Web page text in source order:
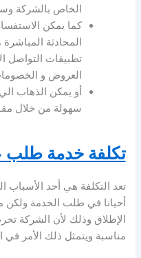
الخاص بالشركة
كما يمكن
المحادثة
تطبيقات التواصل
العروض و
أو يمكن الذهاب
سهولة من خلال
تكلفة خدمة طلب
تعد التكلفة هي أحد الأسباب
أحيانا في طلب الخدمة
الإطلاق وذلك لأن الشركة
مناسبة ويتمثل ذلك الأمر في